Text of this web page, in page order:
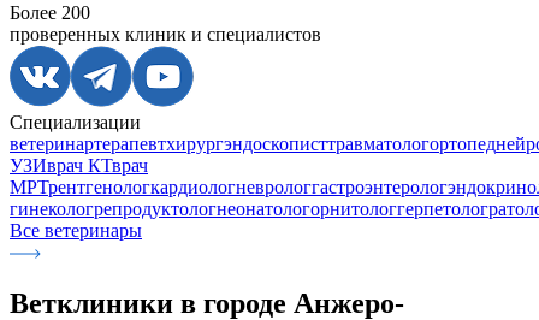
Более 200
проверенных клиник и специалистов
Специализации
ветеринартерапевтхирургэндоскописттравматологортопед
УЗИврач КТврач
МРТрентгенологкардиологневрологгастроэнтеролог
гинекологрепродуктологнеонатологорнитологгерпетолог
Все ветеринары
Ветклиники в городе Анжеро-